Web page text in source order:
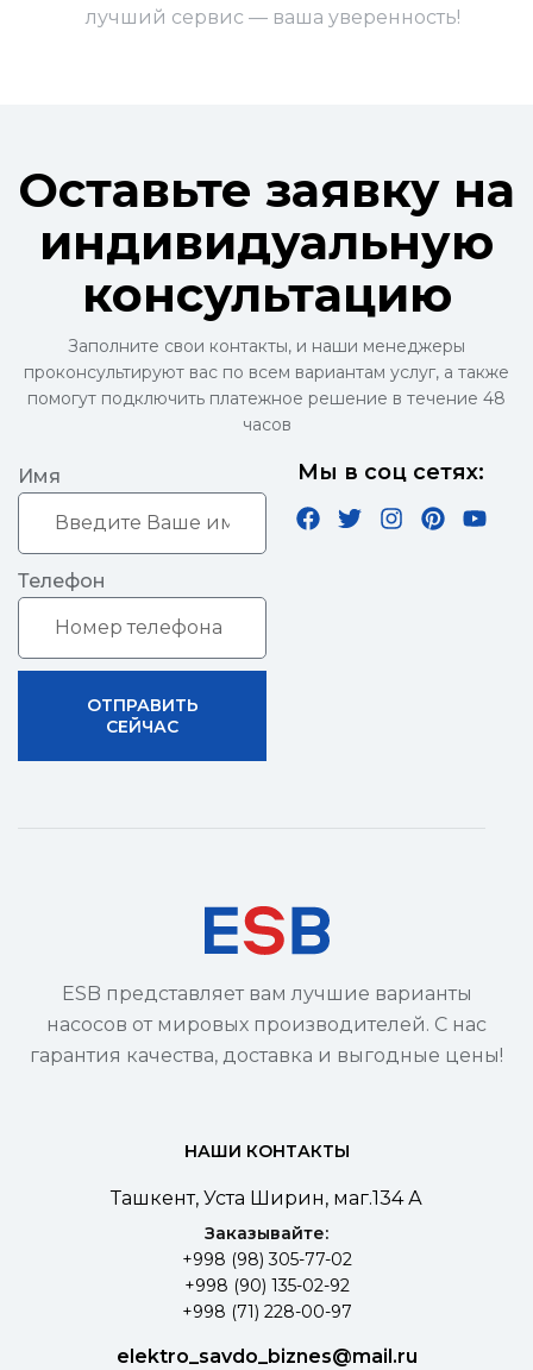
лучший сервис — ваша уверенность!
Оставьте заявку на
индивидуальную
консультацию
Заполните свои контакты, и наши менеджеры
проконсультируют вас по всем вариантам услуг, а также
помогут подключить платежное решение в течение 48
часов
Имя
Телефон
ОТПРАВИТЬ
СЕЙЧАС
Мы в соц сетях:
НАШИ КОНТАКТЫ
Ташкент, Уста Ширин, маг.134 А
Заказывайте:
+998 (98) 305-77-02
+998 (90) 135-02-92
+998 (71) 228-00-97
elektro_savdo_biznes@mail.ru
ESB представляет вам лучшие варианты
насосов от мировых производителей. С нас
гарантия качества, доставка и выгодные цены!